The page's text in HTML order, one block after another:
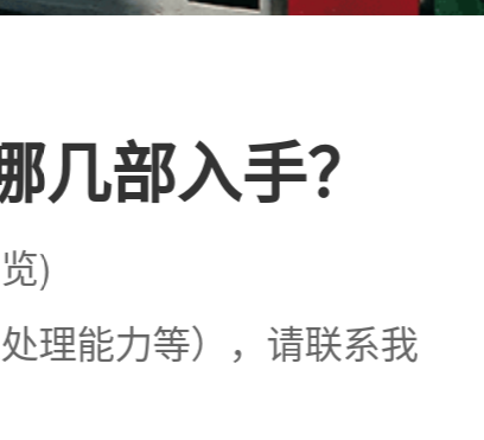
部入手？
)
理能力等），请联系我